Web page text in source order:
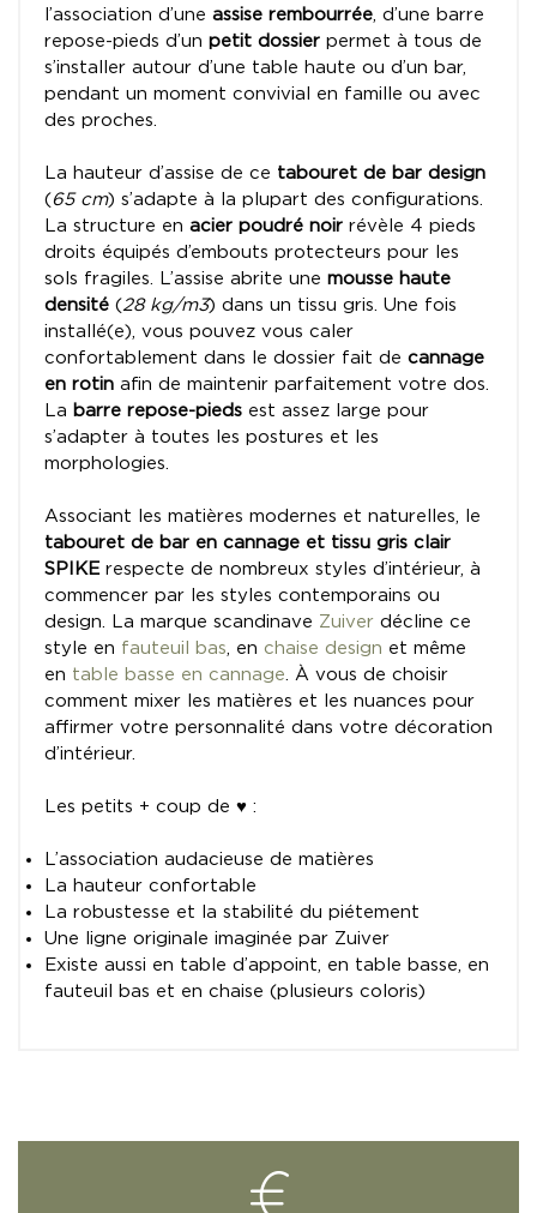
l’association d’une assise rembourrée, d’une barre
repose-pieds d’un petit dossier permet à tous de
s’installer autour d’une table haute ou d’un bar,
pendant un moment convivial en famille ou avec
des proches.
La hauteur d’assise de ce tabouret de bar design
(65 cm) s’adapte à la plupart des configurations.
La structure en acier poudré noir révèle 4 pieds
droits équipés d’embouts protecteurs pour les
sols fragiles. L’assise abrite une mousse haute
densité (28 kg/m3) dans un tissu gris. Une fois
installé(e), vous pouvez vous caler
confortablement dans le dossier fait de cannage
en rotin afin de maintenir parfaitement votre dos.
La barre repose-pieds est assez large pour
s’adapter à toutes les postures et les
morphologies.
Associant les matières modernes et naturelles, le
tabouret de bar en cannage et tissu gris clair
SPIKErespecte de nombreux styles d’intérieur, à
commencer par les styles contemporains ou
design. La marque scandinave Zuiver décline ce
style en fauteuil bas, en chaise design et même
en table basse en cannage. À vous de choisir
comment mixer les matières et les nuances pour
affirmer votre personnalité dans votre décoration
d’intérieur.
Les petits + coup de ♥ :
L’association audacieuse de matières
La hauteur confortable
La robustesse et la stabilité du piétement
Une ligne originale imaginée par Zuiver
Existe aussi en table d’appoint, en table basse, en
fauteuil bas et en chaise (plusieurs coloris)